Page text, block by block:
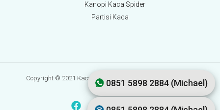
0851 5898 2884 (Michael)
Kanopi Kaca Spider
Partisi Kaca
Copyright © 2021 Kaca.co.id | Development by Lusmo Digital